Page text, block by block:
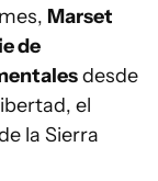
Marset
de
desde
el
la Sierra